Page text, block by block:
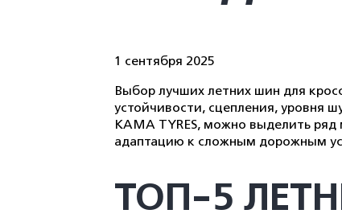
1 сентября 2025
Выбор лучших летних шин для
устойчивости, сцепления, уровня
KAMA TYRES, можно выделить
адаптацию к сложным дорожным
ТОП-5